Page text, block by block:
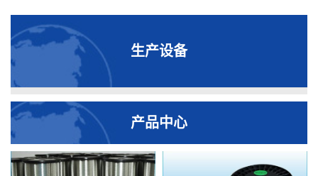
生产设备
产品中心